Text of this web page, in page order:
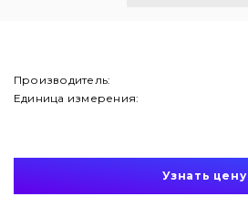
Производитель:
Единица измерения:
Узнать цену